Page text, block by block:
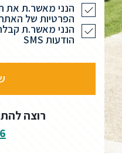
הנני מאשר.ת את
הפרטיות של האתר
הנני מאשר.ת
הודעות SMS
רוצה